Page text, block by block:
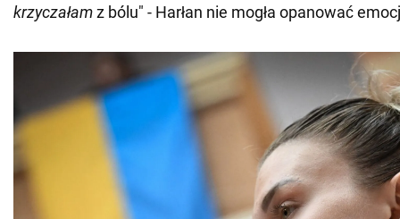
krzyczałamz bólu" - Harłan nie mogła opanować